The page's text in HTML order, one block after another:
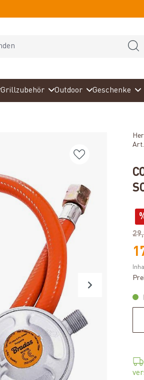
Grillzubehör Outdoor Geschenke